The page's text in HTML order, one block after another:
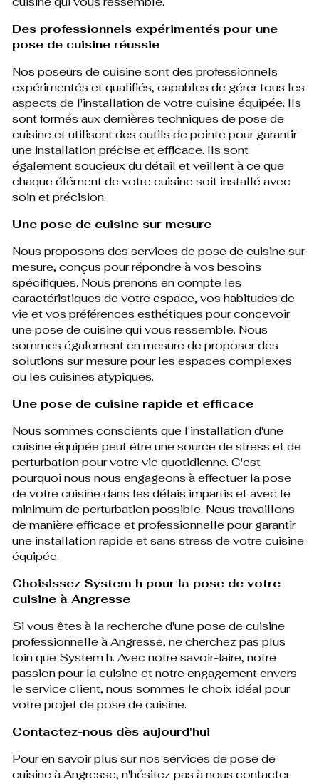
Des professionnels expérimentés pour une
pose de cuisine réussie
Nos poseurs de cuisine sont des professionnels
expérimentés et qualifiés, capables de gérer tous les
aspects de l'installation de votre cuisine équipée. Ils
sont formés aux dernières techniques de pose de
cuisine et utilisent des outils de pointe pour garantir
une installation précise et efficace. Ils sont
également soucieux du détail et veillent à ce que
chaque élément de votre cuisine soit installé avec
soin et précision.
Une pose de cuisine sur mesure
Nous proposons des services de pose de cuisine sur
mesure, conçus pour répondre à vos besoins
spécifiques. Nous prenons en compte les
caractéristiques de votre espace, vos habitudes de
vie et vos préférences esthétiques pour concevoir
une pose de cuisine qui vous ressemble. Nous
sommes également en mesure de proposer des
solutions sur mesure pour les espaces complexes
ou les cuisines atypiques.
Une pose de cuisine rapide et efficace
Nous sommes conscients que l'installation d'une
cuisine équipée peut être une source de stress et de
perturbation pour votre vie quotidienne. C'est
pourquoi nous nous engageons à effectuer la pose
de votre cuisine dans les délais impartis et avec le
minimum de perturbation possible. Nous travaillons
de manière efficace et professionnelle pour garantir
une installation rapide et sans stress de votre cuisine
équipée.
Choisissez System h pour la pose de votre
cuisine à Angresse
Si vous êtes à la recherche d'une pose de cuisine
professionnelle à Angresse, ne cherchez pas plus
loin que System h. Avec notre savoir-faire, notre
passion pour la cuisine et notre engagement envers
le service client, nous sommes le choix idéal pour
votre projet de pose de cuisine.
Contactez-nous dès aujourd'hui
Pour en savoir plus sur nos services de pose de
cuisine à Angresse, n'hésitez pas à nous contacter